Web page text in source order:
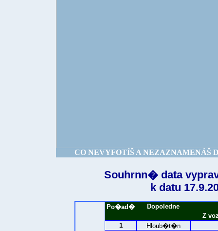
CO NEVYFOTÍŠ A NEZAZNAMENÁŠ
Souhrnn� data
k datu
Po�ad�
Dopoledne
Z
1
Hloub�t�n